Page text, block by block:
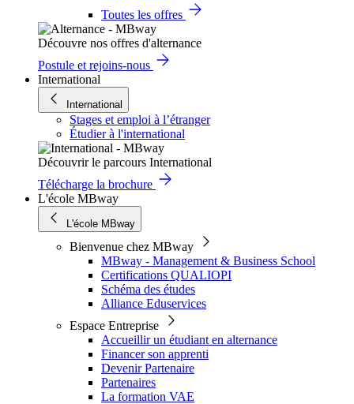
Toutes les offres
Découvre nos offres d'alternance
Postule et rejoins-nous
International
International
Stages et emploi à l’étranger
Étudier à l'international
Découvrir le parcours International
Télécharge la brochure
L'école MBway
L'école MBway
Bienvenue chez MBway
MBway - Management & Business School
Certifications QUALIOPI
Schéma des études
Alliance Eduservices
Espace Entreprise
Accueillir un étudiant en alternance
Financer son apprenti
Devenir Partenaire
Partenaires
La formation VAE